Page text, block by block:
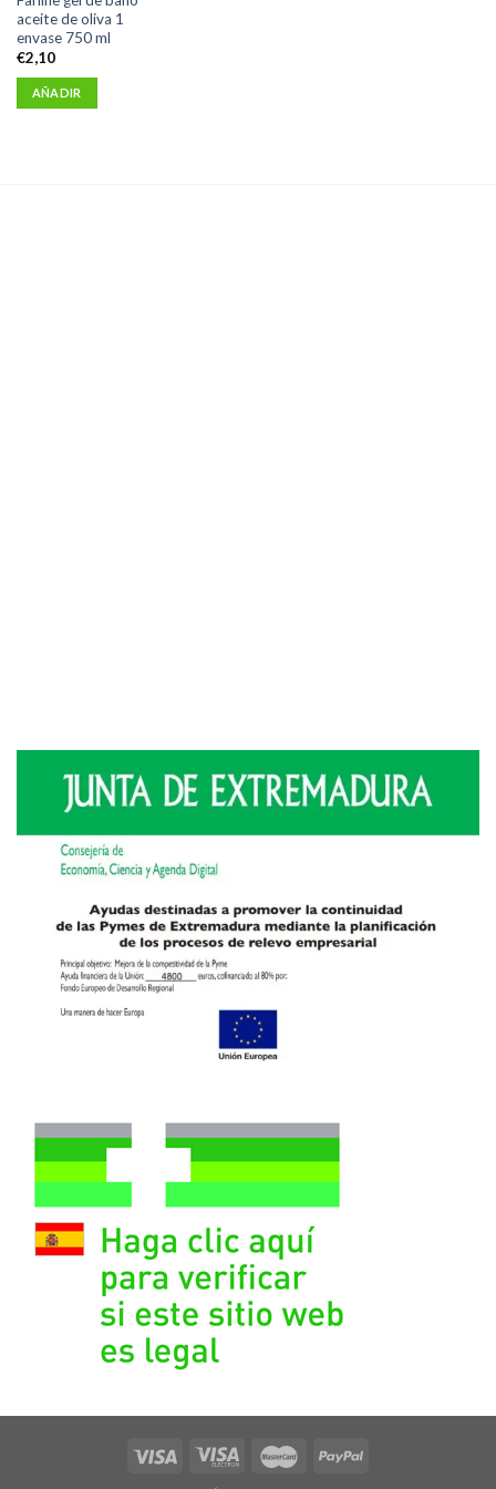
aceite de oliva 1
envase 750 ml
€2,10
AÑADIR